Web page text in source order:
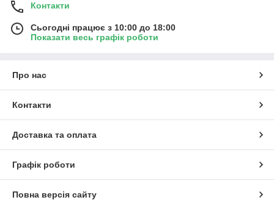
Контакти
Сьогодні працює з 10:00 до 18:00
Показати весь графік роботи
Про нас
Контакти
Доставка та оплата
Графік роботи
Повна версія сайту